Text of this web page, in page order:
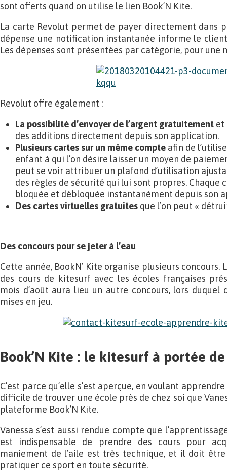
sont offerts quand on utilise le lien Book’N Kite.
La carte Revolut permet de payer directement dans
dépense une notification instantanée informe le
Les dépenses sont présentées par catégorie, pour une
Revolut offre également :
La possibilité d’envoyer de l’argent gratuitement et
des additions directement depuis son application.
Plusieurs cartes sur un même compte afin de
enfant à qui l’on désire laisser un moyen de
peut se voir attribuer un plafond d’utilisation
des règles de sécurité qui lui sont propres.
bloquée et débloquée instantanément depuis son
Des cartes virtuelles gratuites que l’on peut «
Des concours pour se jeter à l’eau
Cette année, BookN’ Kite organise plusieurs
des cours de kitesurf avec les écoles françaises
mois d’août aura lieu un autre concours, lors
mises en jeu.
Book’N Kite : le kitesurf à portée
C’est parce qu’elle s’est aperçue, en voulant
difficile de trouver une école près de chez soi que
plateforme Book’N Kite.
Vanessa s’est aussi rendue compte que
est indispensable de prendre des cours pour
maniement de l’aile est très technique, et il doit
pratiquer ce sport en toute sécurité.